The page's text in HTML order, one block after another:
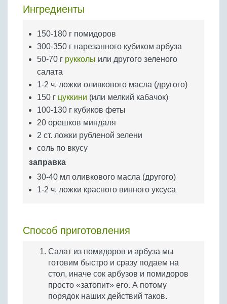
Крупы
Ингредиенты
150-180 г помидоров
300-350 г нарезанного кубиком арбуза
50-70 г рукколы или другого зеленого
салата
1-2 ч. ложки оливкового масла (другого)
150 г цуккини (или мелкий кабачок)
100-130 г кубиков феты
20 орешков миндаля
2 ст. ложки рубленой зелени
соль по вкусу
заправка
30-40 мл оливкового масла (другого)
1-2 ч. ложки красного винного уксуса
Способ приготовления
Салат из помидоров и арбуза мы
готовим быстро и сразу подаем на
стол, иначе сок арбузов и помидоров
просто «затопит» его. А потому
порядок наших действий таков.